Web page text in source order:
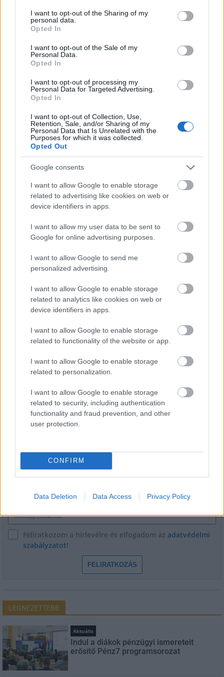
not limited to your visit or usage behaviour. You may click to
grant or deny consent to Google and its third-party tags to
use your data for below specified purposes in below Google
consent section.
I want to opt-out of the Sharing of my
personal data.
Opted In
I want to opt-out of the Sale of my
Personal Data.
Opted In
I want to opt-out of processing my
Personal Data for Targeted Advertising.
Opted In
I want to opt-out of Collection, Use,
Retention, Sale, and/or Sharing of my
Personal Data that Is Unrelated with the
Purposes for which it was collected.
Opted Out
Google consents
I want to allow Google to enable storage
related to advertising like cookies on web or
device identifiers in apps.
I want to allow my user data to be sent to
Google for online advertising purposes.
I want to allow Google to send me
personalized advertising.
I want to allow Google to enable storage
related to analytics like cookies on web or
device identifiers in apps.
I want to allow Google to enable storage
related to functionality of the website or app.
I want to allow Google to enable storage
related to personalization.
I want to allow Google to enable storage
related to security, including authentication
functionality and fraud prevention, and other
user protection.
CONFIRM
Data Deletion Data Access Privacy Policy
Város-Teampannon Kereskedelmi és Szolgáltató Kft.
Újragondolják Lipótváros rejtett, zöld parkját
Indulhat a Honvéd tér megújításának tervezése, ahol a
középpontba.
Történelmi táj, amelynek minden köve
mesél – megújul a tatai Angolkert
M1 bővítés: már zajlik a teljesen új
Bicske Kelet csomópont építése
Új gyalogosátkelők és jelzőlámpás
csomópont épül Angyalföldön
Másfélszeresére bővítik
Hódmezővásárhely jó hírű református
Név
E-mail cím
Feliratkozom a hírlevélre és elfogadom az adatvédelmi
szabályzatot!
FELIRATKOZÁS
LEGNÉZETTEBB
Aktuális
Indul a diákok pénzügyi ismereteit
erősítő Pénz7 programsorozat